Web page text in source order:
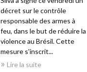
décret sur le contrôle
responsable des armes à
feu, dans le but de réduire la
violence au Brésil. Cette
mesure s'inscrit...
Lire la suite